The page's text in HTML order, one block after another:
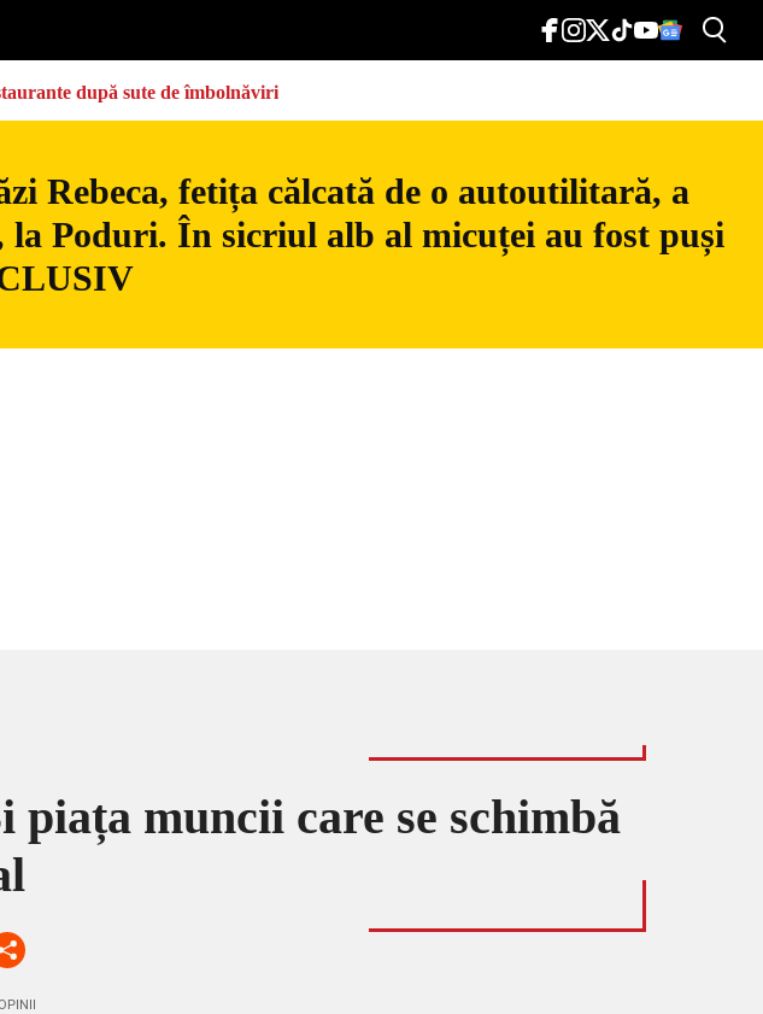
după sute de îmbolnăviri
Rebeca, fetița călcată de o autoutilitară, a
Poduri. În sicriul alb al micuței au fost puși
piața muncii care se schimbă